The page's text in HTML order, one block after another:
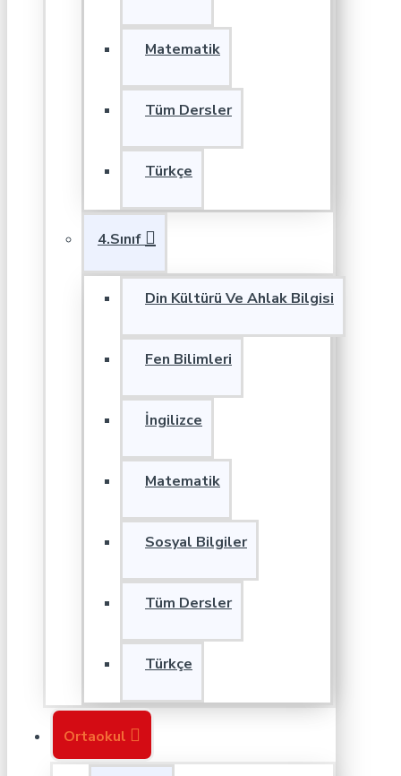
Matematik
Tüm Dersler
Türkçe
4.Sınıf
Din Kültürü Ve Ahlak Bilgisi
Fen Bilimleri
İngilizce
Matematik
Sosyal Bilgiler
Tüm Dersler
Türkçe
Ortaokul